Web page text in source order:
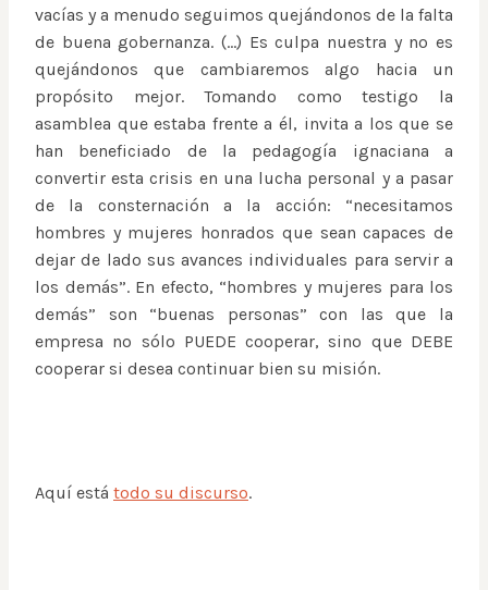
vacías y a menudo seguimos quejándonos de la falta
de buena gobernanza. (…) Es culpa nuestra y no es
quejándonos que cambiaremos algo hacia un
propósito mejor. Tomando como testigo la
asamblea que estaba frente a él, invita a los que se
han beneficiado de la pedagogía ignaciana a
convertir esta crisis en una lucha personal y a pasar
de la consternación a la acción: “necesitamos
hombres y mujeres honrados que sean capaces de
dejar de lado sus avances individuales para servir a
los demás”. En efecto, “hombres y mujeres para los
demás” son “buenas personas” con las que la
empresa no sólo PUEDE cooperar, sino que DEBE
cooperar si desea continuar bien su misión.
Aquí está todo su discurso.